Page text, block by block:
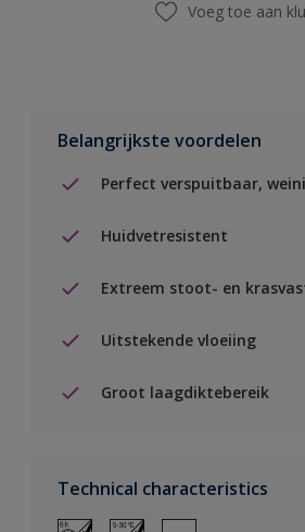
Voeg toe aan
Belangrijkste voordelen
Perfect verspuitbaar,
Huidvetresistent
Extreem stoot- en
Uitstekende vloeiing
Groot laagdiktebereik
Technical characteristics